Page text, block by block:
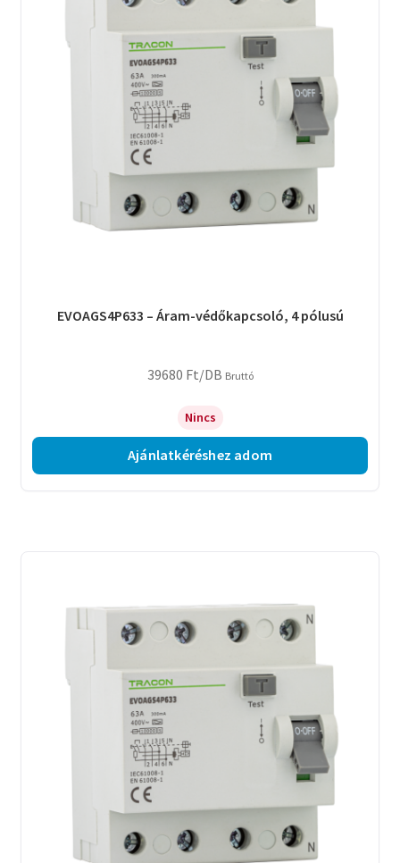
EVOAGS4P633 – Áram-védőkapcsoló, 4 pólusú
39680 Ft/DB Bruttó
Nincs
Ajánlatkéréshez adom